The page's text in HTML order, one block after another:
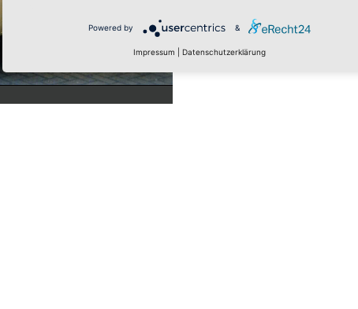
Powered by &
Impressum Datenschutzerklärung